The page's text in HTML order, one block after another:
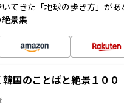
てきた「地球の歩き方」が
景集
国のことばと絶景１００